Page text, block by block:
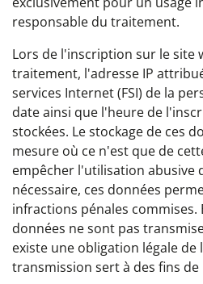
responsable du traitement.
Lors de l'inscription sur le site
traitement, l'adresse IP
services Internet (FSI) de la
date ainsi que l'heure de
stockées. Le stockage de ces
mesure où ce n'est que de
empêcher l'utilisation abusive
nécessaire, ces données
infractions pénales commises.
données ne sont pas
existe une obligation légale
transmission sert à des fins